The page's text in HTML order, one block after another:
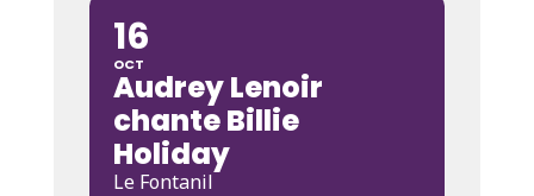
16
OCT
Audrey Lenoir
chante Billie
Holiday
Le Fontanil